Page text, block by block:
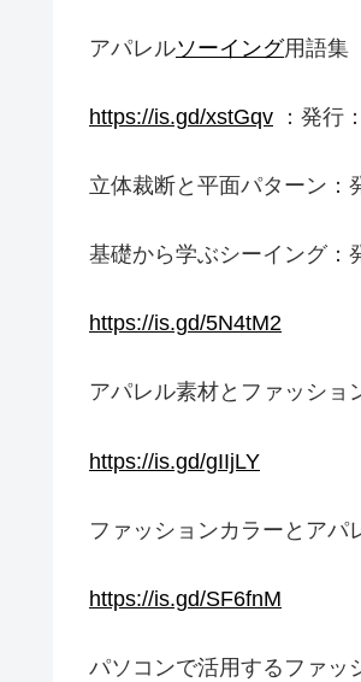
アパレルソーイング用語集
https://is.gd/xstGqv ：発行：
立体裁断と平面パターン：
基礎から学ぶシーイング：
https://is.gd/5N4tM2
アパレル素材とファッショ
https://is.gd/gIIjLY
ファッションカラーとアパ
https://is.gd/SF6fnM
パソコンで活用するファッ